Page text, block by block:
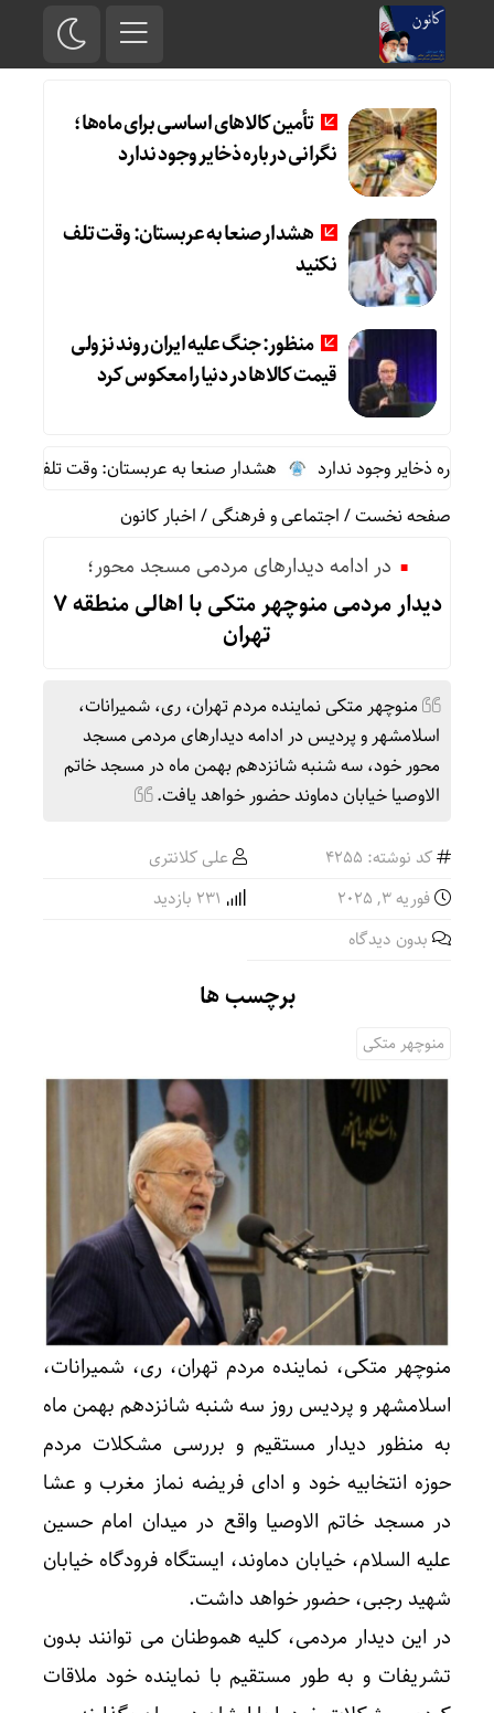
تأمین کالاهای اساسی برای ماه‌ها؛
نگرانی درباره ذخایر وجود ندارد
هشدار صنعا به عربستان: وقت تلف
نکنید
منظور: جنگ علیه ایران روند نزولی
قیمت کالاها در دنیا را معکوس کرد
ذخایر وجود ندارد
هشدار صنعا به عربستان: وقت تلف نکنید
صفحه نخست/اجتماعی و فرهنگی/اخبار کانون
در ادامه دیدارهای مردمی مسجد محور؛
دیدار مردمی منوچهر متکی با اهالی منطقه 7
تهران
منوچهر متکی نماینده مردم تهران، ری، شمیرانات،
اسلامشهر و پردیس در ادامه دیدارهای مردمی مسجد
محور خود، سه شنبه شانزدهم بهمن ماه در مسجد خاتم
الاوصیا خیابان دماوند حضور خواهد یافت.
کد نوشته: 4255
علی کلانتری
فوریه 3, 2025
بدون دیدگاه
برچسب ها
منوچهر متکی
منوچهر متکی، نماینده مردم تهران، ری، شمیرانات،
اسلامشهر و پردیس روز سه شنبه شانزدهم بهمن ماه
به منظور دیدار مستقیم و بررسی مشکلات مردم
حوزه انتخابیه خود و ادای فریضه نماز مغرب و عشا
در مسجد خاتم الاوصیا واقع در میدان امام حسین
علیه السلام، خیابان دماوند، ایستگاه فرودگاه خیابان
شهید رجبی، حضور خواهد داشت.
در این دیدار مردمی، کلیه هموطنان می توانند بدون
تشریفات و به طور مستقیم با نماینده خود ملاقات